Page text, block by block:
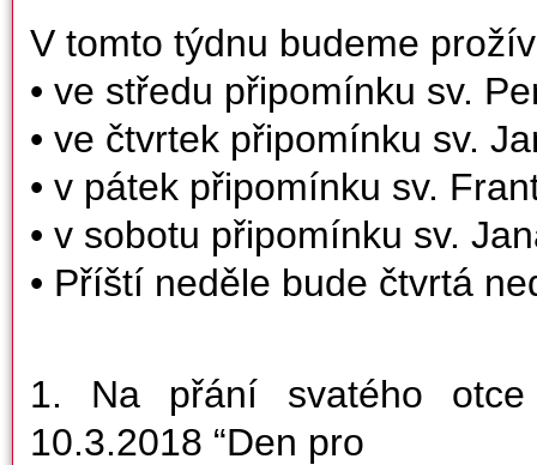
V tomto týdnu budeme
• ve středu připomínku sv.
• ve čtvrtek připomínku sv.
• v pátek připomínku sv.
• v sobotu připomínku sv.
• Příští neděle bude čtvrtá
1. Na přání svatého
10.3.2018 “Den pro